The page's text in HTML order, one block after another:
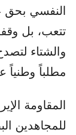
النفسي بحق
تتعب، بل
والشتاء
مطلباً وطنياً
المقاومة
للمجاهدين